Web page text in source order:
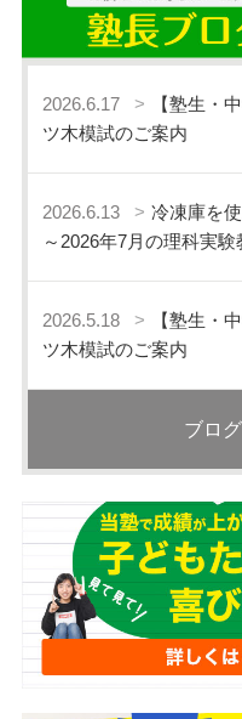
2026.6.17
【塾生・
ツ木模試のご案内
2026.6.13
冷凍庫を
～2026年7月の理科実験
2026.5.18
【塾生・
ツ木模試のご案内
ブロ